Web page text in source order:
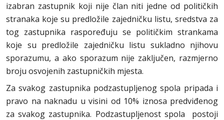
izabran zastupnik koji nije član niti jedne od političkih
stranaka koje su predložile zajedničku listu, sredstva za
tog zastupnika raspoređuju se političkim strankama
koje su predložile zajedničku listu sukladno njihovu
sporazumu, a ako sporazum nije zaključen, razmjerno
broju osvojenih zastupničkih mjesta.
Za svakog zastupnika podzastupljenog spola pripada i
pravo na naknadu u visini od 10% iznosa predviđenog
za svakog zastupnika. Podzastupljenost spola postoji